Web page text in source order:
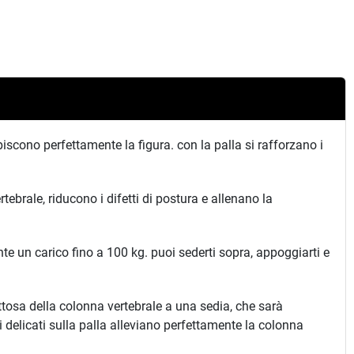
perfettamente la figura. con la palla si rafforzano i
riducono i difetti di postura e allenano la
un carico fino a 100 kg. puoi sederti sopra, appoggiarti e
della colonna vertebrale a una sedia, che sarà
sulla palla alleviano perfettamente la colonna